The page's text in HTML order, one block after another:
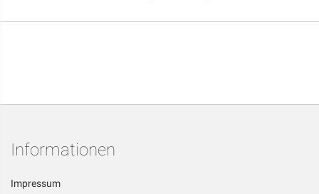
Informationen
Impressum